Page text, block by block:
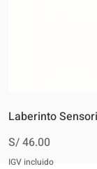
Laberinto
Precio
S/ 46.00
IGV incluido